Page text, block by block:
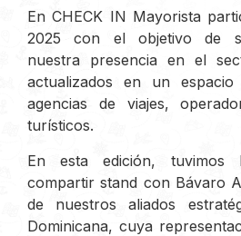
En CHECK IN Mayorista
2025 con el objetivo de
nuestra presencia en el
actualizados en un
agencias de viajes,
turísticos.
En esta edición, tuvimos
compartir stand con Bávaro
de nuestros aliados
Dominicana, cuya